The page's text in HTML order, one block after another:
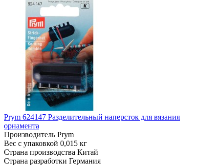
Prym 624147 Разделительный наперсток для вязания
орнамента
Производитель Prym
Вес с упаковкой 0,015 кг
Страна производства Китай
Страна разработки Германия